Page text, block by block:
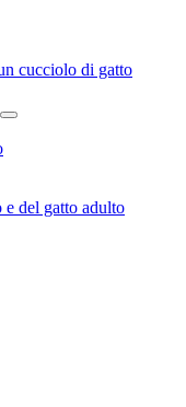
cucciolo di gatto
e del gatto adulto